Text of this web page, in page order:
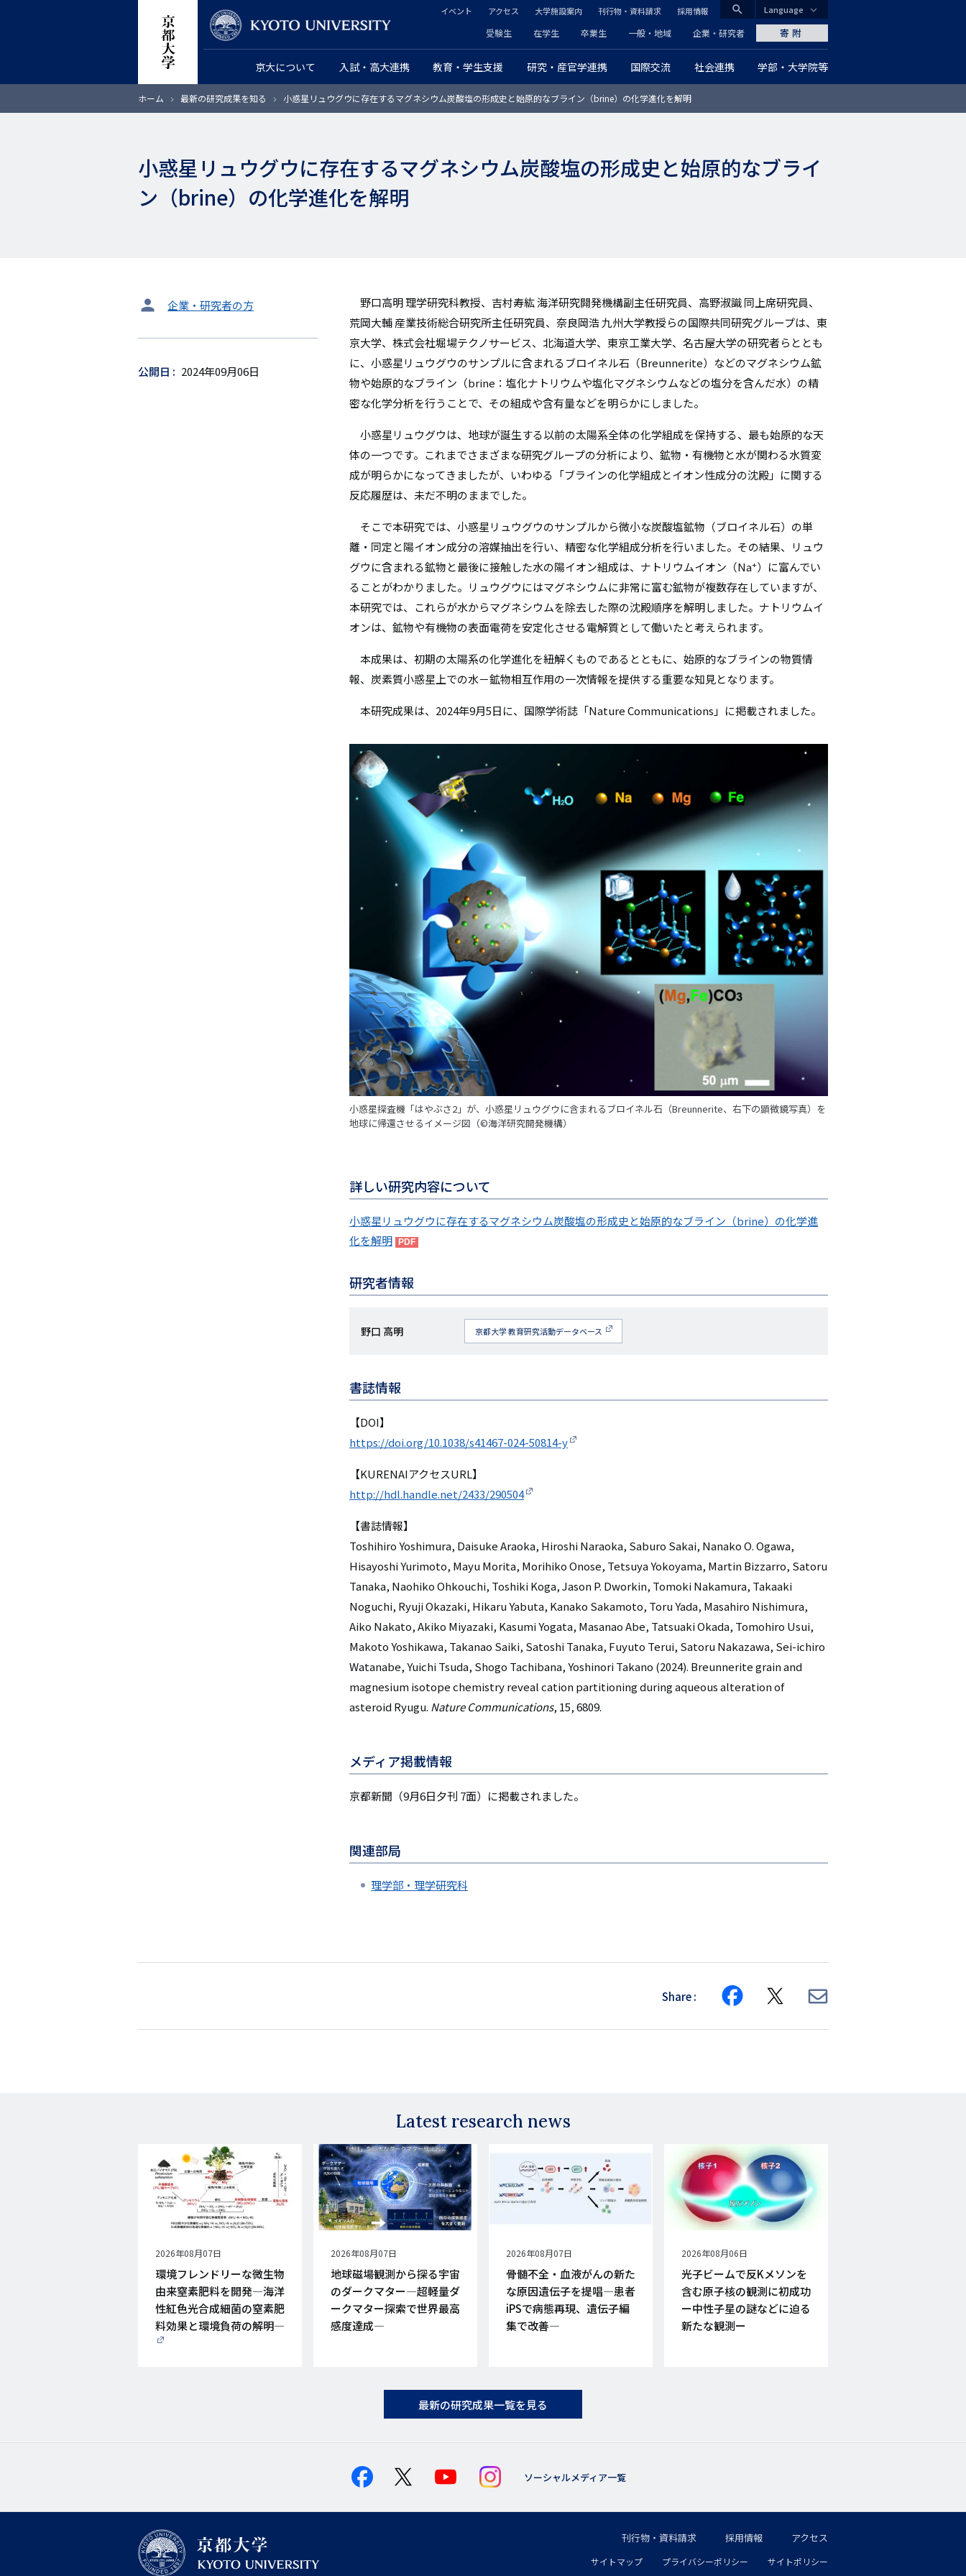
ン
CLOSE
search
グ
ロ
京大について 入試・高大連携 教育・学生支援 研究・産官学連携 国際交流 社会連携 学部・大学院等
ヘ
ッ
ダ
プ
ー
リ
ン
ク
受験生 在学生 卒業生 一般・地域 企業・研究者
ッ
ダ
ー
カ
ー
リ
ン
ク
イベント アクセス 大学施設案内 刊行物・資料請求 採用情報
寄附
Language
ホーム 最新の研究成果を知る 小惑星リュウグウに存在するマグネシウム炭酸塩の形成史と始原的なブライン（brine）の化学進化を解明
小惑星リュウグウに存在するマグネシウム炭酸塩の形成史と始原的なブライ
ン（brine）の化学進化を解明
タ
ッ
企業・研究者の方
公開日 2024年09月06日
野口高明 理学研究科教授、吉村寿紘 海洋研究開発機構副主任研究員、高野淑識 同上席研究員、
荒岡大輔 産業技術総合研究所主任研究員、奈良岡浩 九州大学教授らの国際共同研究グループは、東
京大学、株式会社堀場テクノサービス、北海道大学、東京工業大学、名古屋大学の研究者らととも
に、小惑星リュウグウのサンプルに含まれるブロイネル石（Breunnerite）などのマグネシウム鉱
物や始原的なブライン（brine：塩化ナトリウムや塩化マグネシウムなどの塩分を含んだ水）の精
密な化学分析を行うことで、その組成や含有量などを明らかにしました。
小惑星リュウグウは、地球が誕生する以前の太陽系全体の化学組成を保持する、最も始原的な天
体の一つです。これまでさまざまな研究グループの分析により、鉱物・有機物と水が関わる水質変
成が明らかになってきましたが、いわゆる「ブラインの化学組成とイオン性成分の沈殿」に関する
反応履歴は、未だ不明のままでした。
そこで本研究では、小惑星リュウグウのサンプルから微小な炭酸塩鉱物（ブロイネル石）の単
離・同定と陽イオン成分の溶媒抽出を行い、精密な化学組成分析を行いました。その結果、リュウ
グウに含まれる鉱物と最後に接触した水の陽イオン組成は、ナトリウムイオン（Na+）に富んでい
ることがわかりました。リュウグウにはマグネシウムに非常に富む鉱物が複数存在していますが、
本研究では、これらが水からマグネシウムを除去した際の沈殿順序を解明しました。ナトリウムイ
オンは、鉱物や有機物の表面電荷を安定化させる電解質として働いたと考えられます。
本成果は、初期の太陽系の化学進化を紐解くものであるとともに、始原的なブラインの物質情
報、炭素質小惑星上での水－鉱物相互作用の一次情報を提供する重要な知見となります。
本研究成果は、2024年9月5日に、国際学術誌「Nature Communications」に掲載されました。
小惑星探査機「はやぶさ2」が、小惑星リュウグウに含まれるブロイネル石（Breunnerite、右下の顕微鏡写真）を
地球に帰還させるイメージ図（©海洋研究開発機構）
詳しい研究内容について
小惑星リュウグウに存在するマグネシウム炭酸塩の形成史と始原的なブライン（brine）の化学進
化を解明
研究者情報
研
名
野口 高明 京都大学 教育研究活動データベース
書誌情報
【DOI】
https://doi.org/10.1038/s41467-024-50814-y
【KURENAIアクセスURL】
http://hdl.handle.net/2433/290504
【書誌情報】
Toshihiro Yoshimura, Daisuke Araoka, Hiroshi Naraoka, Saburo Sakai, Nanako O. Ogawa,
Hisayoshi Yurimoto, Mayu Morita, Morihiko Onose, Tetsuya Yokoyama, Martin Bizzarro, Satoru
Tanaka, Naohiko Ohkouchi, Toshiki Koga, Jason P. Dworkin, Tomoki Nakamura, Takaaki
Noguchi, Ryuji Okazaki, Hikaru Yabuta, Kanako Sakamoto, Toru Yada, Masahiro Nishimura,
Aiko Nakato, Akiko Miyazaki, Kasumi Yogata, Masanao Abe, Tatsuaki Okada, Tomohiro Usui,
Makoto Yoshikawa, Takanao Saiki, Satoshi Tanaka, Fuyuto Terui, Satoru Nakazawa, Sei-ichiro
Watanabe, Yuichi Tsuda, Shogo Tachibana, Yoshinori Takano (2024). Breunnerite grain and
magnesium isotope chemistry reveal cation partitioning during aqueous alteration of
asteroid Ryugu. Nature Communications, 15, 6809.
メディア掲載情報
京都新聞（9月6日夕刊 7面）に掲載されました。
関連部局
理学部・理学研究科
Share Share Share
Latest research news
公
開
日
2026年08月07日
環境フレンドリーな微生物
由来窒素肥料を開発―海洋
性紅色光合成細菌の窒素肥
料効果と環境負荷の解明―
公
開
2026年08月07日
地球磁場観測から探る宇宙
のダークマター―超軽量ダ
ークマター探索で世界最高
感度達成―
公
開
日
2026年08月07日
骨髄不全・血液がんの新た
な原因遺伝子を提唱―患者
iPSで病態再現、遺伝子編
集で改善―
公
開
日
2026年08月06日
光子ビームで反Kメソンを
含む原子核の観測に初成功
ー中性子星の謎などに迫る
新たな観測ー
最新の研究成果一覧を見る
ソーシャルメディア一覧
フ
刊行物・資料請求 採用情報 アクセス
サイトマップ プライバシーポリシー サイトポリシー